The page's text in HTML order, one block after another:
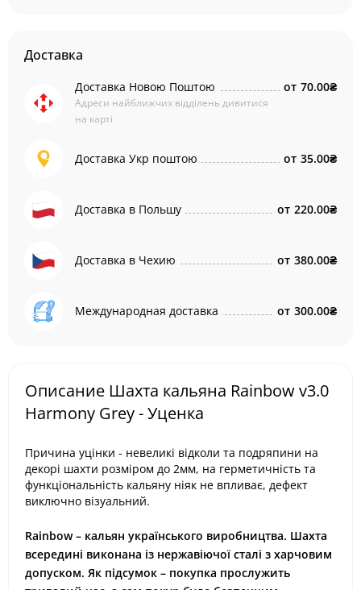
Доставка
Доставка Новою Поштою
Адреси найближчих відділень дивитися
на карті
от 70.00₴
Доставка Укр поштою от 35.00₴
Доставка в Польшу от 220.00₴
Доставка в Чехию от 380.00₴
Международная доставка от 300.00₴
Описание Шахта кальяна Rainbow v3.0
Harmony Grey - Уценка
Причина уцінки - невеликі відколи та подряпини на
декорі шахти розміром до 2мм, на герметичність та
функціональність кальяну ніяк не впливає, дефект
виключно візуальний.
Rainbow – кальян українського виробництва. Шахта
всередині виконана із нержавіючої сталі з харчовим
допуском. Як підсумок – покупка прослужить